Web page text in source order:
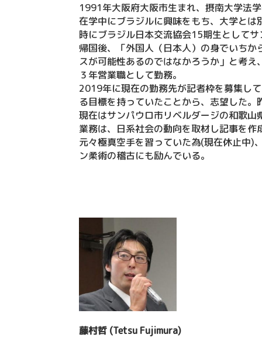
1991年大阪府大阪市生まれ、摂南大学法
在学中にブラジルに興味をもち、大学と
時にブラジル日本交流協会15期生として
帰国後、「外国人（日本人）の身でいち
スが可能性あるのではなかろうか」と考
３年営業職として勤務。
2019年に現在の勤務先が記者枠を募集し
る目標を持っていたことから、志望した
現在はサンパウロ市リベルダージの和歌山
業務は、日系社会の動向を取材し記事を作
元々極真空手を習っていた為(現在休止中)
ン柔術の稽古にも励んでいる。
藤村哲 (Tetsu Fujimura)